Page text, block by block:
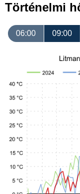
Történelmi
06:00 09:00